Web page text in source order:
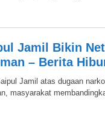
Jamil Bikin
– Berita
Jamil atas dugaan
masyarakat